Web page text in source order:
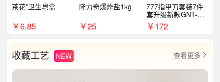
茶花*卫生皂盒
￥6.85
隆力奇爆炸盐1kg
￥25
777指甲刀套装7件
套升级新款GNT-PM
072
￥172
收藏工艺 NEW 查看更多 